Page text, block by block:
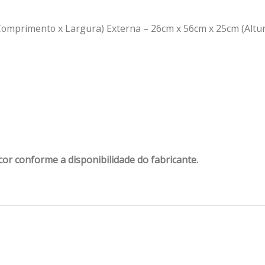
x Largura) Externa – 26cm x 56cm x 25cm
conforme a disponibilidade do fabricante.